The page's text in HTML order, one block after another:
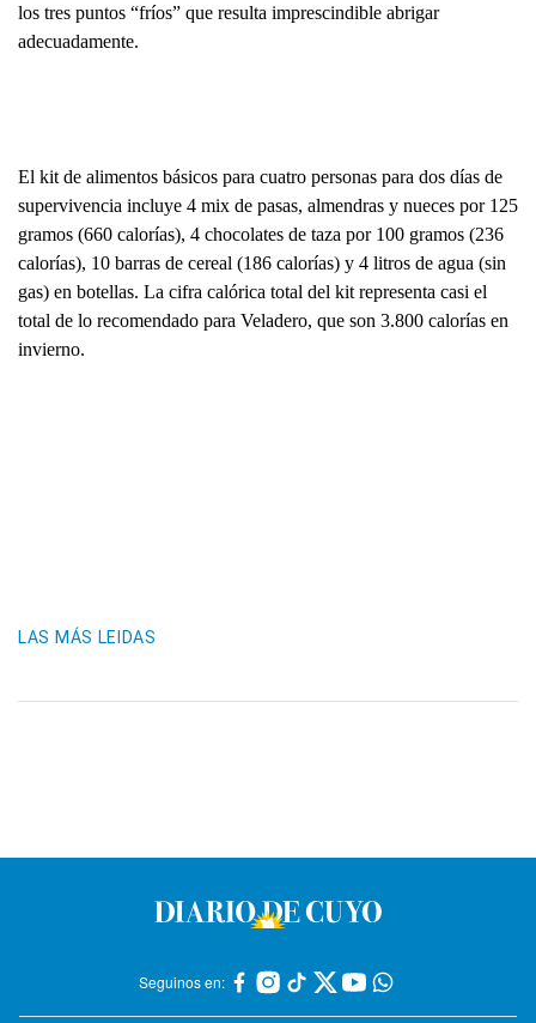
los tres puntos “fríos” que resulta imprescindible abrigar
adecuadamente.
El kit de alimentos básicos para cuatro personas para dos días de
supervivencia incluye 4 mix de pasas, almendras y nueces por 125
gramos (660 calorías), 4 chocolates de taza por 100 gramos (236
calorías), 10 barras de cereal (186 calorías) y 4 litros de agua (sin
gas) en botellas. La cifra calórica total del kit representa casi el
total de lo recomendado para Veladero, que son 3.800 calorías en
invierno.
LAS MÁS LEIDAS
Seguinos en: